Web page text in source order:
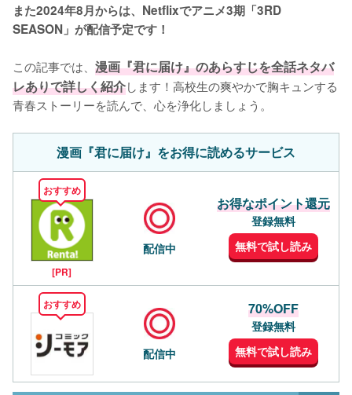
また2024年8月からは、Netflixでアニメ3期「3RD
SEASON」が配信予定です！
この記事では、 漫画『君に届け』のあらすじを全話ネタバ
レありで詳しく紹介します！高校生の爽やかで胸キュンする
青春ストーリーを読んで、心を浄化しましょう。
漫画『君に届け』をお得に読めるサービス
おすすめ
[PR]
配信中
お得なポイント還元
登録無料
無料で試し読み
おすすめ
配信中
70%OFF
登録無料
無料で試し読み